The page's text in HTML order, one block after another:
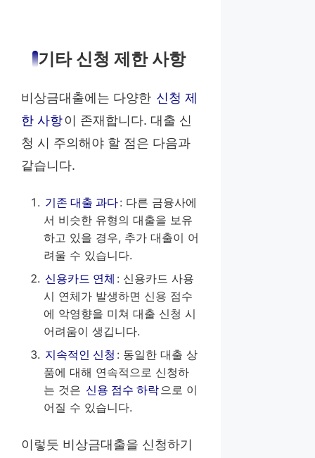
기타 신청 제한 사항
비상금대출에는 다양한 신청 제
한 사항이 존재합니다. 대출 신
청 시 주의해야 할 점은 다음과
같습니다.
기존 대출 과다: 다른 금융사에
서 비슷한 유형의 대출을 보유
하고 있을 경우, 추가 대출이 어
려울 수 있습니다.
신용카드 연체 : 신용카드 사용
시 연체가 발생하면 신용 점수
에 악영향을 미쳐 대출 신청 시
어려움이 생깁니다.
지속적인 신청 : 동일한 대출 상
품에 대해 연속적으로 신청하
는 것은 신용 점수 하락 으로 이
어질 수 있습니다.
이렇듯 비상금대출을 신청하기